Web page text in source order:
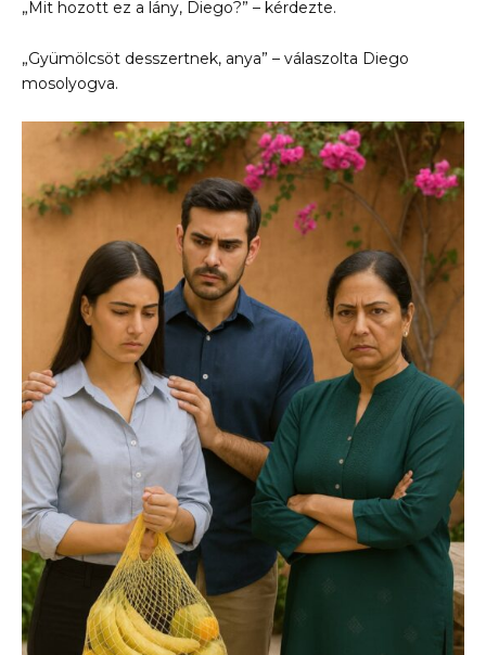
„Mit hozott ez a lány, Diego?” – kérdezte.
„Gyümölcsöt desszertnek, anya” – válaszolta Diego
mosolyogva.